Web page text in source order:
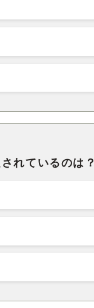
れているのは？